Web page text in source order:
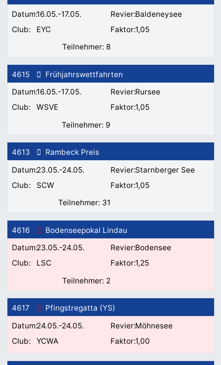
16.05.-17.05.
Baldeneysee
EYC
1,05
8
4615
16.05.-17.05.
Frühjahrswettfahrten
Rursee
WSVE
1,05
9
4613
23.05.-24.05.
Rambeck Preis
Starnberger See
SCW
1,05
31
4616
23.05.-24.05.
Bodenseepokal Lindau
Bodensee
LSC
1,25
2
4617
24.05.-24.05.
Pfingstregatta (YS)
Möhnesee
YCWA
1,00